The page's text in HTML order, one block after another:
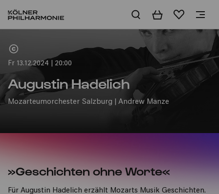
WarenkorbMerkliste
Fr 13.12.2024 | 20:00
Augustin Hadelich
Mozarteumorchester Salzburg | Andrew Manze
»Geschichten ohne Worte«
Für Augustin Hadelich erzählt Mozarts Musik Geschichten.